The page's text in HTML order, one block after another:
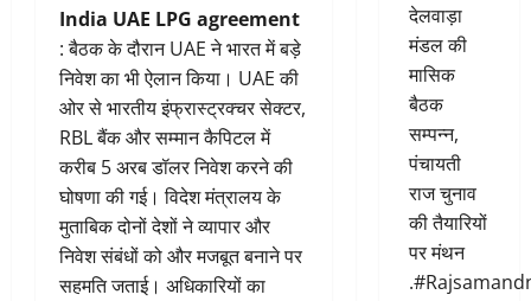
India UAE LPG agreement
: बैठक के दौरान UAE ने भारत में बड़े
निवेश का भी ऐलान किया। UAE की
ओर से भारतीय इंफ्रास्ट्रक्चर सेक्टर,
RBL बैंक और सम्मान कैपिटल में
करीब 5 अरब डॉलर निवेश करने की
घोषणा की गई। विदेश मंत्रालय के
मुताबिक दोनों देशों ने व्यापार और
निवेश संबंधों को और मजबूत बनाने पर
सहमति जताई। अधिकारियों का
देलवाड़ा
मंडल की
मासिक
बैठक
सम्पन्न,
पंचायती
राज चुनाव
की तैयारियों
पर मंथन